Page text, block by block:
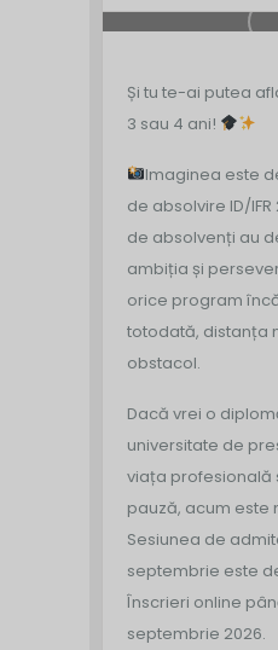
Și tu te-ai putea
3 sau 4 ani!
Imaginea este
de absolvire ID/
de absolvenți au
ambiția și
orice program
totodată, distanța
obstacol.
Dacă vrei o
universitate de
viața profesională
pauză, acum este
Sesiunea de
septembrie este
Înscrieri online
septembrie 2026.